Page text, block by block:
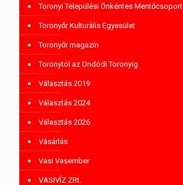
Toronyi Települési Önkéntes Mentőcsoport
Toronyőr Kulturális Egyesület
Toronyőr magazin
Toronytól az Ondódi Toronyig
Választás 2019
Választás 2024
Választás 2026
Vásárlás
Vasi Vasember
VASIVÍZ ZRt.